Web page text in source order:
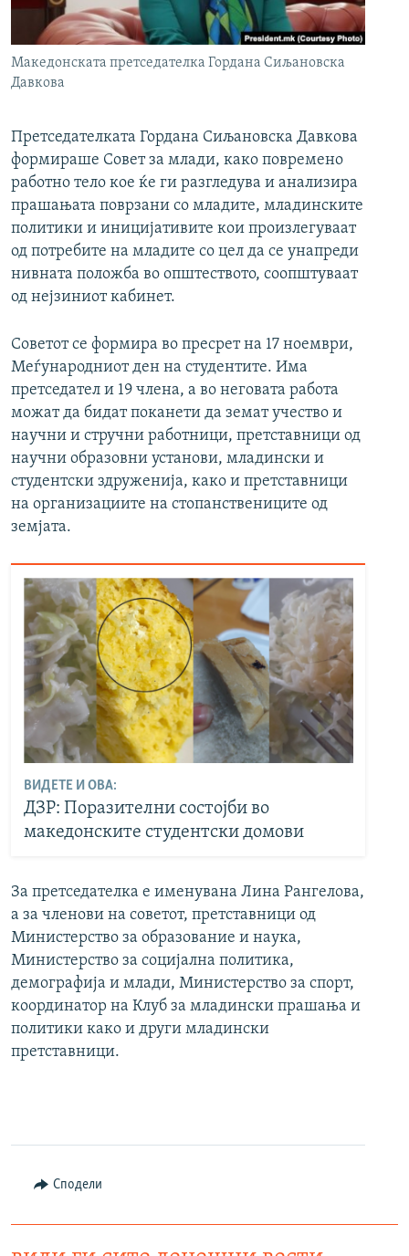
РСЕ веб страници
Македонската претседателка Гордана Сиљановска
Давкова
Претседателката Гордана Сиљановска Давкова
формираше Совет за млади, како повремено
работно тело кое ќе ги разгледува и анализира
прашањата поврзани со младите, младинските
политики и иницијативите кои произлегуваат
од потребите на младите со цел да се унапреди
нивната положба во општеството, соопштуваат
од нејзиниот кабинет.
Советот се формира во пресрет на 17 ноември,
Меѓународниот ден на студентите. Има
претседател и 19 члена, а во неговата работа
можат да бидат поканети да земат учество и
научни и стручни работници, претставници од
научни образовни установи, младински и
студентски здруженија, како и претставници
на организациите на стопанствениците од
земјата.
ВИДЕТЕ И ОВА:
ДЗР: Поразителни состојби во
македонските студентски домови
За претседателка е именувана Лина Рангелова,
а за членови на советот, претставници од
Министерство за образование и наука,
Министерство за социјална политика,
демографија и млади, Министерство за спорт,
координатор на Клуб за младински прашања и
политики како и други младински
претставници.
Сподели